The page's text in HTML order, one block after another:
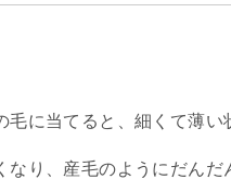
に当てると、細くて薄い
り、産毛のようにだんだ